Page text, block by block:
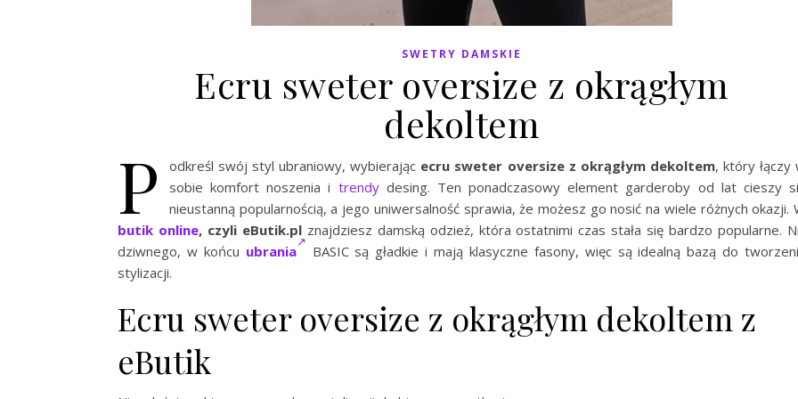
SWETRY DAMSKIE
Ecru sweter oversize z okrągłym
dekoltem
P odkreśl swój styl ubraniowy, wybierając ecru sweter oversize z okrągłym dekoltem, który łączy
sobie komfort noszenia i trendydesing. Ten ponadczasowy element garderoby od lat cieszy
nieustanną popularnością, a jego uniwersalność sprawia, że możesz go nosić na wiele różnych okazji.
butik online, czyli eButik.plznajdziesz damską odzież, która ostatnimi czas stała się bardzo popularne.
dziwnego, w końcu ubrania
BASIC są gładkie i mają klasyczne fasony, więc są idealną bazą do
stylizacji.
Ecru sweter oversize z okrągłym dekoltem z
eButik